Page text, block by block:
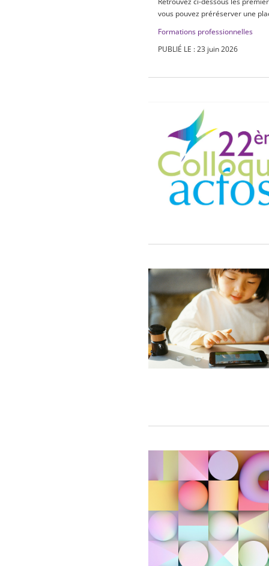
vous pouvez préréserver une
Formations professionnelles
PUBLIÉ LE : 23 juin 2026